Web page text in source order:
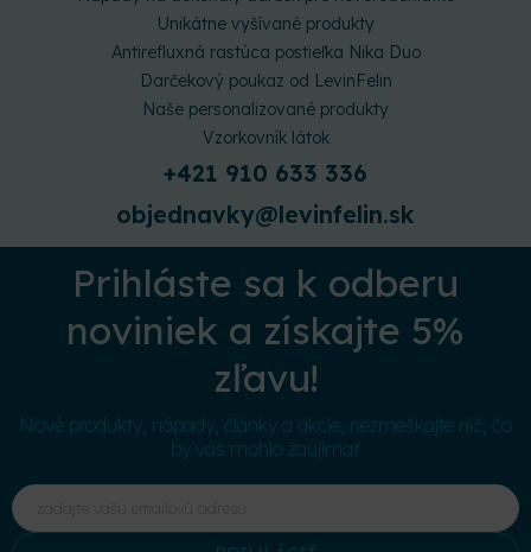
Unikátne vyšívané produkty
Antirefluxná rastúca postieľka Nika Duo
Darčekový poukaz od LevinFelin
Naše personalizované produkty
Vzorkovník látok
+421 910 633 336
objednavky@levinfelin.sk
Prihláste sa k odberu
noviniek a získajte 5%
zľavu!
Nové produkty, nápady, články a akcie, nezmeškajte nič, čo
by vás mohlo zaujímať